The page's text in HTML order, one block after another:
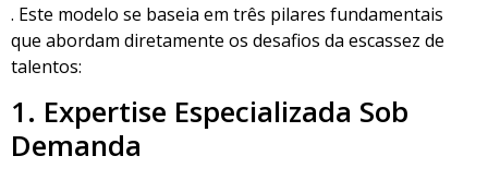
. Este modelo se baseia em três pilares fundamentais
que abordam diretamente os desafios da escassez de
talentos:
1. Expertise Especializada Sob
Demanda